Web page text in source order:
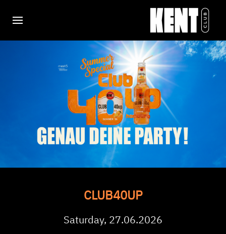
CLUB40UP
Saturday, 27.06.2026